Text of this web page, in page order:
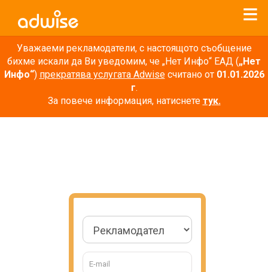
Уважаеми рекламодатели, с настоящото съобщение
бихме искали да Ви уведомим, че „Нет Инфо“ ЕАД („Нет
Инфо“) прекратява услугата Adwiseсчитано от 01.01.2026
г.
За повече информация, натиснете тук.